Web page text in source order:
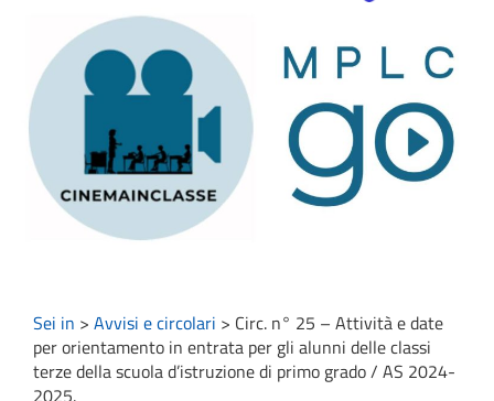
Sei in > Avvisi e circolari > Circ. n° 25 – Attività e date
per orientamento in entrata per gli alunni delle classi
terze della scuola d’istruzione di primo grado / AS 2024-